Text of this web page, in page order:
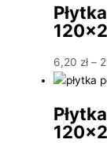
6,20 zł –